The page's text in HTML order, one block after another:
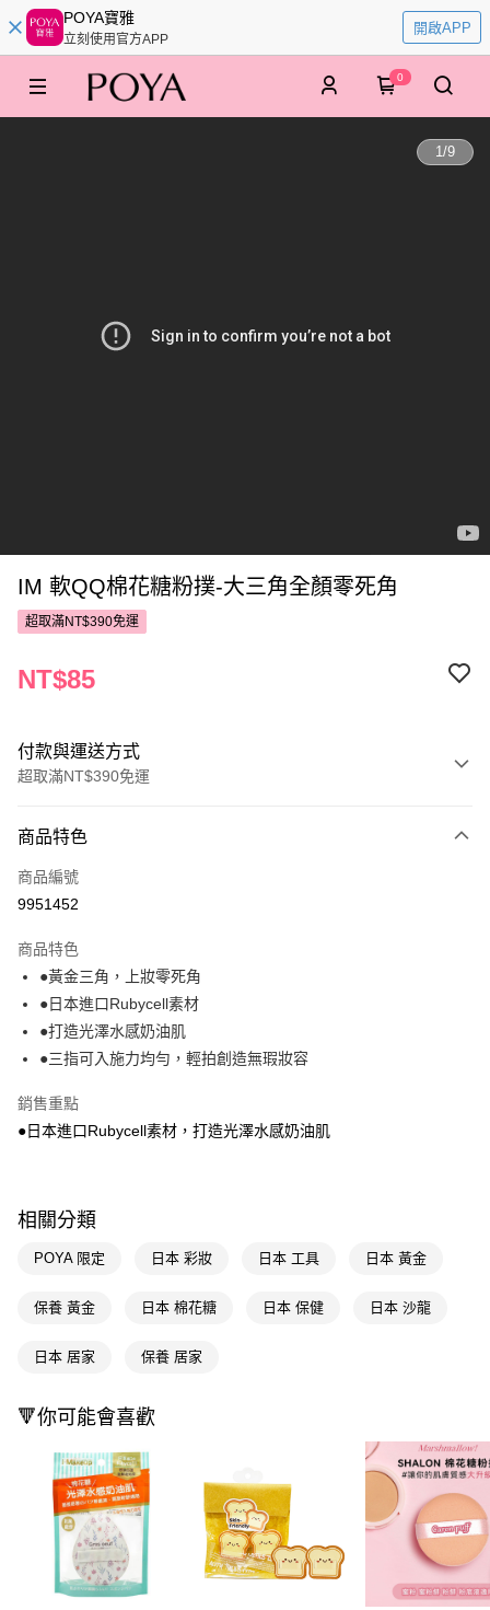
POYA寶雅
立刻使用官方APP
開啟APP
0
1/9
IM 軟QQ棉花糖粉撲-大三角全顏零死角
超取滿NT$390免運
NT$85
付款與運送方式
超取滿NT$390免運
POYA支付
信用卡一次付款
LINE Pay
Apple Pay
街口支付
悠遊付
Google Pay
【關於「AFTEE先享後付」】
便利好安心！
２．便利：只要手機號碼，簡訊認證，即可結帳。
【「AFTEE先享後付」結帳流程】
２．訂單成立數日內，您將收到繳費通知簡訊。
３．收到繳費通知簡訊後14天內，點擊此簡訊中的連結，可透過四大超商／
ATM／網路銀行／等多元方式進行付款，方視為交易完成。
※ 請注意：結帳手續完成當下不需立刻繳費，但若您需要取消訂單，請聯絡
購買商品的店家。未經商家同意取消之訂單仍視為有效，需透過AFTEE先享
後付繳納相關費用。
※ 交易是否成功請以「AFTEE先享後付 」之結帳頁面顯示為準，若有關於
是否繳費成功／繳費後需取消欲退款等相關疑問，請聯繫「AFTEE先享後付
客戶支援中心」https://netprotections.freshdesk.com/support/home
每筆NT$65，滿NT$390(含以上)免運費
每筆NT$65，滿NT$390(含以上)免運費
萊爾富取貨付款
每筆NT$65，滿NT$490(含以上)免運費
付款後萊爾富取貨
每筆NT$65，滿NT$490(含以上)免運費
商品特色
商品編號
9951452
商品特色
●黃金三角，上妝零死角
●日本進口Rubycell素材
●打造光澤水感奶油肌
●三指可入施力均勻，輕拍創造無瑕妝容
銷售重點
●日本進口Rubycell素材，打造光澤水感奶油肌
相關分類
POYA 限定 日本 彩妝 日本 工具 日本 黃金
保養 黃金 日本 棉花糖 日本 保健 日本 沙龍
日本 居家 保養 居家
🔻你可能會喜歡